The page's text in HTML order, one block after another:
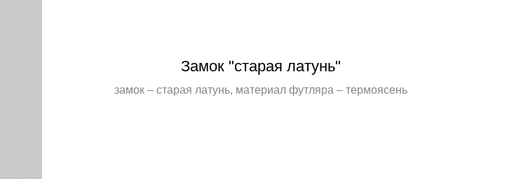
Замок "старая латунь"
замок – старая латунь, материал футляра – термоясень